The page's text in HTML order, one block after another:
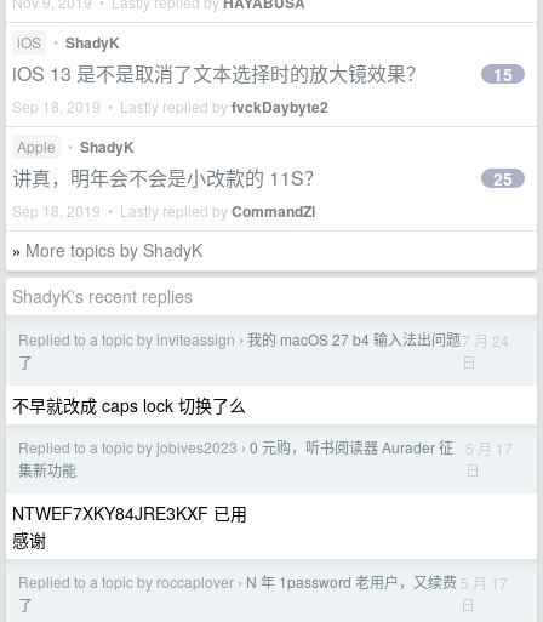
iOS • ShadyK
iOS 13 是不是取消了文本选择时的放大镜效果？
Sep 18, 2019 • Lastly replied byfvckDaybyte2
15
Apple • ShadyK
讲真，明年会不会是小改款的 11S？
Sep 18, 2019 • Lastly replied byCommandZi
25
» More topics by ShadyK
ShadyK's recent replies
Replied to a topic by inviteassign › 我的 macOS 27 b4 输入法出问题
了
7 月 24
日
不早就改成 caps lock 切换了么
Replied to a topic by jobives2023 › 0 元购，听书阅读器 Aurader 征
集新功能
5 月 17
日
NTWEF7XKY84JRE3KXF 已用
感谢
Replied to a topic by roccaplover › N 年 1password 老用户，又续费
了
5 月 17
日